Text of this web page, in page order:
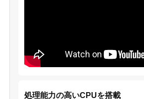
処理能力の高いCPUを搭載